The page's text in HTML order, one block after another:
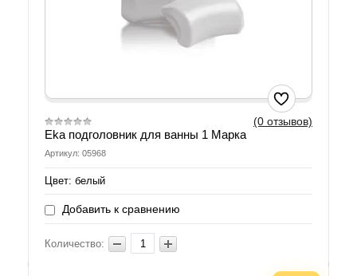
(0 отзывов)
Eka подголовник для ванны 1 Марка
Артикул: 05968
Цвет: белый
Добавить к сравнению
Количество: